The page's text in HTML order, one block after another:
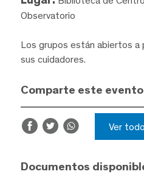
Observatorio
Los grupos están abiertos a
sus cuidadores.
Comparte este evento
Ver
Documentos